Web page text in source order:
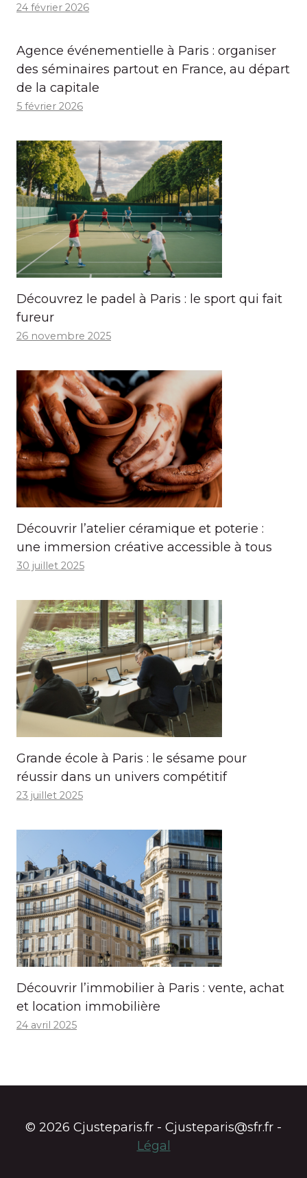
24 février 2026
Agence événementielle à Paris : organiser
des séminaires partout en France, au départ
de la capitale
5 février 2026
Découvrez le padel à Paris : le sport qui fait
fureur
26 novembre 2025
Découvrir l’atelier céramique et poterie :
une immersion créative accessible à tous
30 juillet 2025
Grande école à Paris : le sésame pour
réussir dans un univers compétitif
23 juillet 2025
Découvrir l’immobilier à Paris : vente, achat
et location immobilière
24 avril 2025
© 2026 Cjusteparis.fr - Cjusteparis@sfr.fr -
Légal